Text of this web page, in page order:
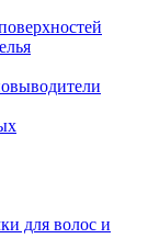
для волос и